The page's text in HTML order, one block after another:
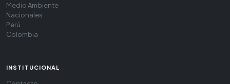
Medio Ambiente
Nacionales
Perú
Colombia
INSTITUCIONAL